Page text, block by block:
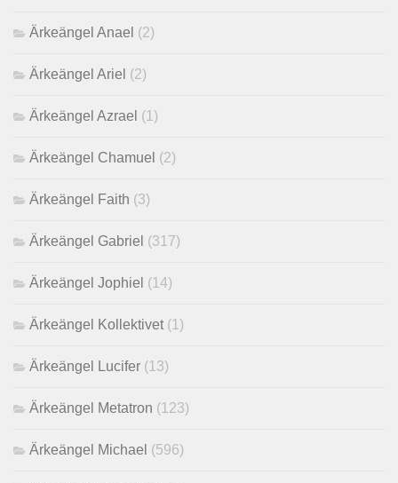
Ärkeängel Anael (2)
Ärkeängel Ariel (2)
Ärkeängel Azrael (1)
Ärkeängel Chamuel (2)
Ärkeängel Faith (3)
Ärkeängel Gabriel (317)
Ärkeängel Jophiel (14)
Ärkeängel Kollektivet (1)
Ärkeängel Lucifer (13)
Ärkeängel Metatron (123)
Ärkeängel Michael (596)